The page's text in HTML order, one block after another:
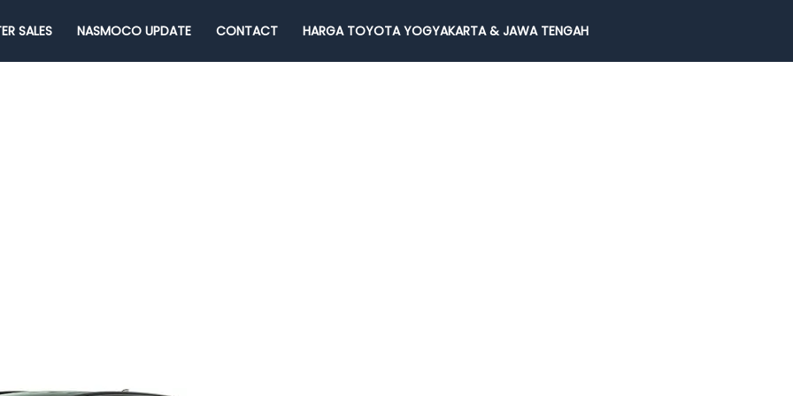
SALES NASMOCO UPDATE CONTACT HARGA TOYOTA YOGYAKARTA & JAWA TENGAH